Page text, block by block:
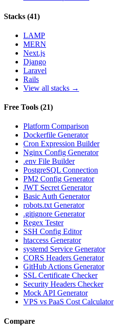
Stacks (41)
LAMP
MERN
Next.js
Django
Laravel
Rails
View all stacks →
Free Tools (21)
Platform Comparison
Dockerfile Generator
Cron Expression Builder
Nginx Config Generator
.env File Builder
PostgreSQL Connection
PM2 Config Generator
JWT Secret Generator
Basic Auth Generator
robots.txt Generator
.gitignore Generator
Regex Tester
SSH Config Editor
htaccess Generator
systemd Service Generator
CORS Headers Generator
GitHub Actions Generator
SSL Certificate Checker
Security Headers Checker
Mock API Generator
VPS vs PaaS Cost Calculator
Compare